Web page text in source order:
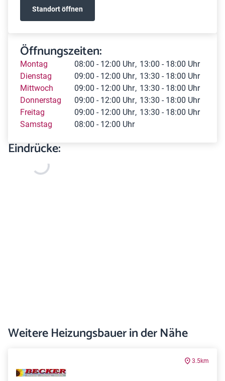
Standort öffnen
Öffnungszeiten:
Montag 08:00 - 12:00 Uhr 13:00 - 18:00 Uhr
Dienstag
09:00 - 12:00 Uhr 13:30 - 18:00 Uhr
Mittwoch
09:00 - 12:00 Uhr 13:30 - 18:00 Uhr
Donnerstag
09:00 - 12:00 Uhr 13:30 - 18:00 Uhr
Freitag
09:00 - 12:00 Uhr 13:30 - 18:00 Uhr
Samstag
08:00 - 12:00 Uhr
Eindrücke:
Weitere Heizungsbauer in der Nähe
3.5km